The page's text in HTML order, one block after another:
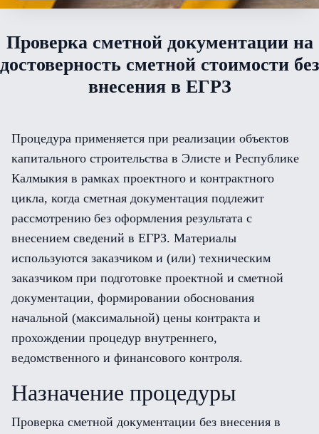
Проверка сметной документации на
достоверность сметной стоимости без
внесения в ЕГРЗ
Процедура применяется при реализации объектов
капитального строительства в Элисте и Республике
Калмыкия в рамках проектного и контрактного
цикла, когда сметная документация подлежит
рассмотрению без оформления результата с
внесением сведений в ЕГРЗ. Материалы
используются заказчиком и (или) техническим
заказчиком при подготовке проектной и сметной
документации, формировании обоснования
начальной (максимальной) цены контракта и
прохождении процедур внутреннего,
ведомственного и финансового контроля.
Назначение процедуры
Проверка сметной документации без внесения в